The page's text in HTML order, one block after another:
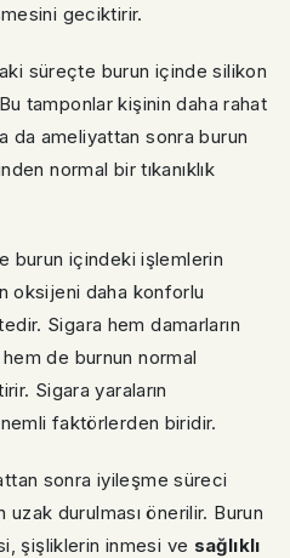
geciktirir.
süreçte burun içinde silikon
tamponlar kişinin daha rahat
da ameliyattan sonra burun
normal bir tıkanıklık
burun içindeki işlemlerin
oksijeni daha konforlu
Sigara hem damarların
hem de burnun normal
Sigara yaraların
faktörlerden biridir.
sonra iyileşme süreci
durulması önerilir. Burun
şişliklerin inmesi ve sağlıklı